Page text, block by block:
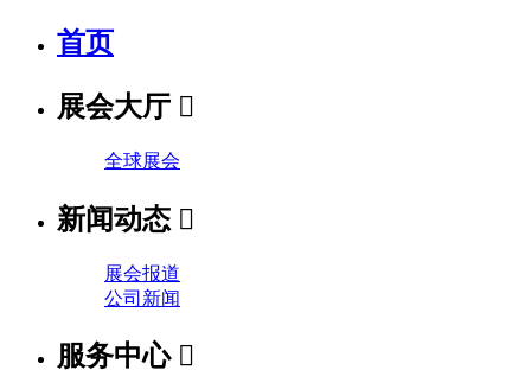
首页
展会大厅 
全球展会
新闻动态 
展会报道
公司新闻
服务中心 